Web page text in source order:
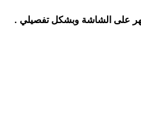
على الشاشة وبشكل تفصيلي .